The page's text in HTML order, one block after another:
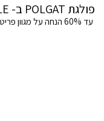
פולגת POLGAT ב- FINAL SALE .
עד 60% הנחה על מגוון פריטים מקולקציית החורף.